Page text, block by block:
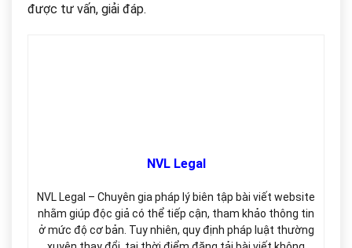
được tư vấn, giải đáp.
NVL Legal
NVL Legal – Chuyên gia pháp lý biên tập bài viết website
nhằm giúp độc giả có thể tiếp cận, tham khảo thông tin
ở mức độ cơ bản. Tuy nhiên, quy định pháp luật thường